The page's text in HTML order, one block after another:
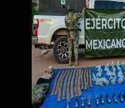
trending_flat